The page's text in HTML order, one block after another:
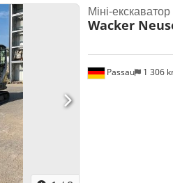
Passau 1 306
Міні-екскаватор
Wacker